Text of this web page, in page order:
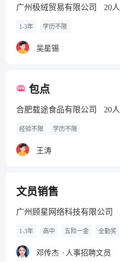
广州极绒贸易有限公司 20
1-3年 学历不限
吴星锡
包点
合肥载途食品有限公司 20
经验不限 学历不限
王涛
文员销售
广州顾星网络科技有限公司
1-3年 高中 五险一金 全勤奖
邓传杰 · 人事招聘文员